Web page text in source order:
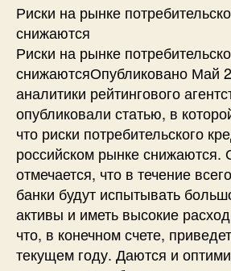
Риски на рынке
снижаются
Риски на рынке
снижаютсяОпубликовано Май
аналитики рейтингового
опубликовали статью, в
что риски потребительского
российском рынке снижаются.
отмечается, что в течение
банки будут испытывать
активы и иметь высокие
что, в конечном счете,
текущем году. Даются и